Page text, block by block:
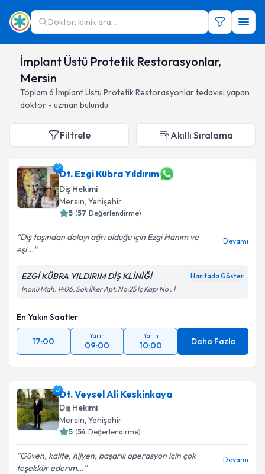
Doktor, klinik ara...
İmplant Üstü Protetik Restorasyonlar,
Mersin
Toplam 6 İmplant Üstü Protetik Restorasyonlartedavisi yapan
doktor - uzman bulundu
Filtrele Akıllı Sıralama
Dt. Ezgi Kübra Yıldırım
Diş Hekimi
Mersin, Yenişehir
5 (57 Değerlendirme)
Diş taşından dolayı ağrı olduğu için Ezgi Hanım ve
eşi...
Devamı
EZGİ KÜBRA YILDIRIM DİŞ KLİNİĞİ Haritada Göster
İnönü Mah. 1406. Sok İlker Apt. No:25 İç Kapı No : 1
En Yakın Saatler
17:00
Yarın
09:00
Yarın
10:00 Daha Fazla
Dt. Veysel Ali Keskinkaya
Diş Hekimi
Mersin, Yenişehir
5 (54 Değerlendirme)
Güven, kalite, hijyen, başarılı operasyon için çok
teşekkür ederim...
Devamı